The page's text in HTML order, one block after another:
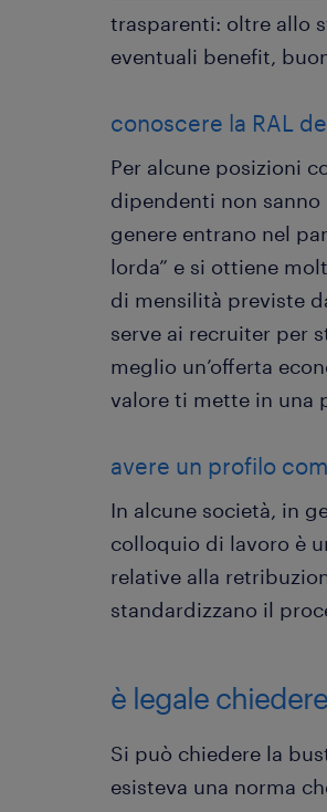
trasparenti: oltre allo
eventuali benefit,
conoscere la RAL
Per alcune posizioni
dipendenti non sanno
genere entrano nel
lorda” e si ottiene
di mensilità previste
serve ai recruiter per
meglio un’offerta
valore ti mette in una
avere un profilo
In alcune società, in
colloquio di lavoro è
relative alla
standardizzano il
è legale
Si può chiedere la
esisteva una norma